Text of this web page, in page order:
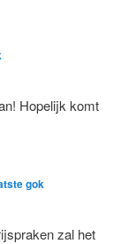
Hopelijk komt
gok
zal het